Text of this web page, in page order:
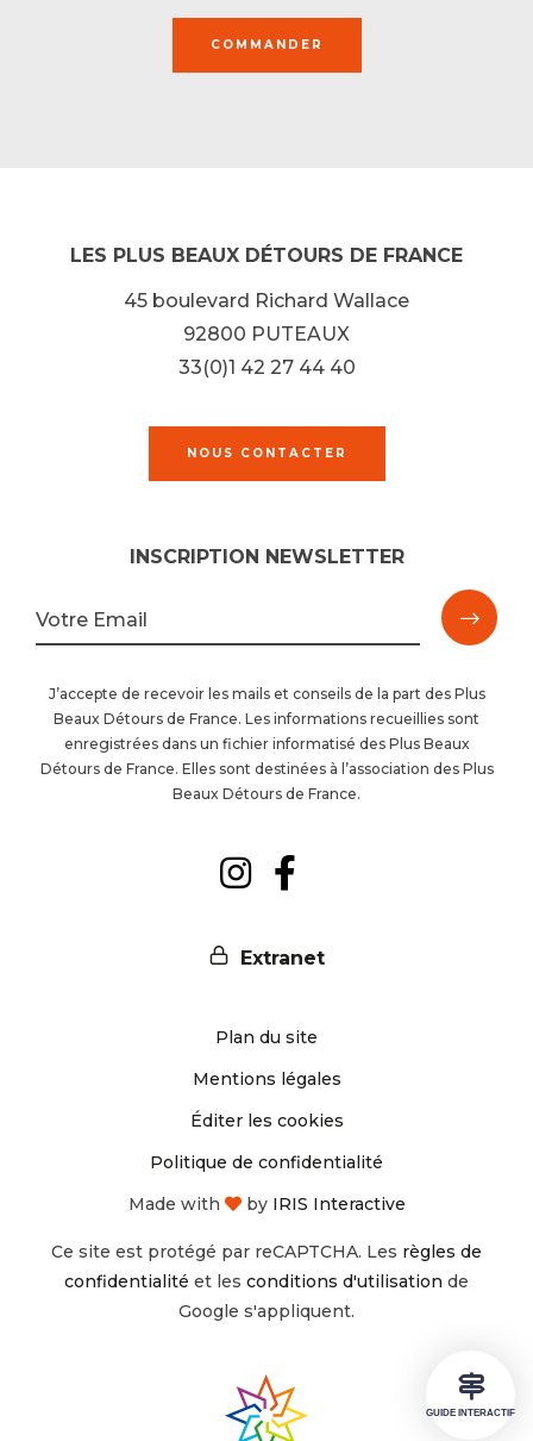
GUIDE INTERACTIF
COMMANDER
LES PLUS BEAUX DÉTOURS DE FRANCE
45 boulevard Richard Wallace
92800 PUTEAUX
33(0)1 42 27 44 40
NOUS CONTACTER
INSCRIPTION NEWSLETTER
Votre Email
la
J’accepte de recevoir les mails et conseils de la part des Plus
Beaux Détours de France. Les informations recueillies sont
enregistrées dans un fichier informatisé des Plus Beaux
Détours de France. Elles sont destinées à l’association des Plus
Beaux Détours de France.
Suivez-
Instagram
Suivez-
Facebook
Extranet
Plan du site
Mentions légales
Éditer les cookies
Politique de confidentialité
Made with
by IRIS Interactive
Ce site est protégé par reCAPTCHA. Les règles de
confidentialité et les conditions d'utilisation de
Google s'appliquent.